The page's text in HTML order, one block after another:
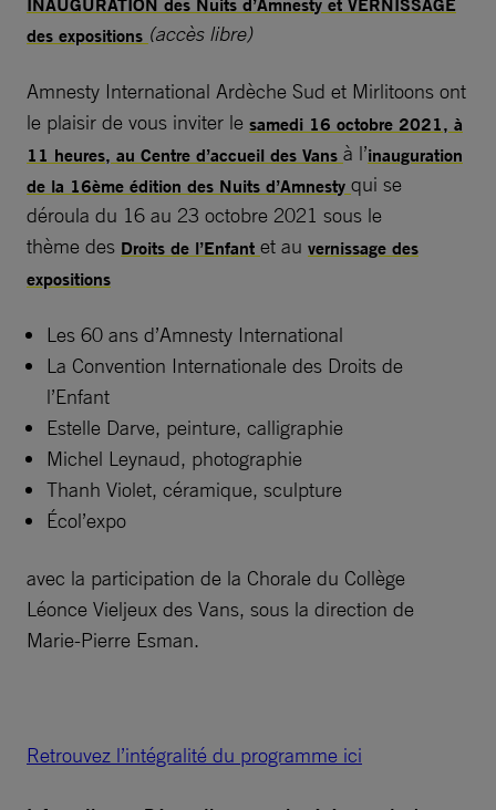
des expositions (accès libre)
Amnesty International Ardèche Sud et Mirlitoons ont
le plaisir de vous inviter le samedi 16 octobre 2021, à
11 heures, au Centre d’accueil des Vans à l’inauguration
de la 16ème édition des Nuits d’Amnesty qui se
déroula du 16 au 23 octobre 2021 sous le
thème des Droits de l’Enfant et au vernissage des
expositions
Les 60 ans d’Amnesty International
La Convention Internationale des Droits de
l’Enfant
Estelle Darve, peinture, calligraphie
Michel Leynaud, photographie
Thanh Violet, céramique, sculpture
Écol’expo
avec la participation de la Chorale du Collège
Léonce Vieljeux des Vans, sous la direction de
Marie-Pierre Esman.
Retrouvez l’intégralité du programme ici